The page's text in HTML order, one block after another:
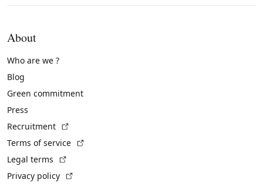
About
Who are we ?
Blog
Green commitment
Press
Recruitment
Terms of service
Legal terms
Privacy policy